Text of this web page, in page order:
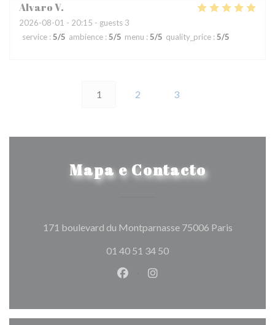
AlvaroV
2026-08-01 - 20:15 - guests 3
service : 5/5 ambience : 5/5 menu : 5/5 quality_price : 5/5
1 2 3
Mapa e Contacto
171 boulevard du Montparnasse 75006 Paris((abre
01 40 51 34 50
Facebook ((abre numa nova
Instagram ((abre numa